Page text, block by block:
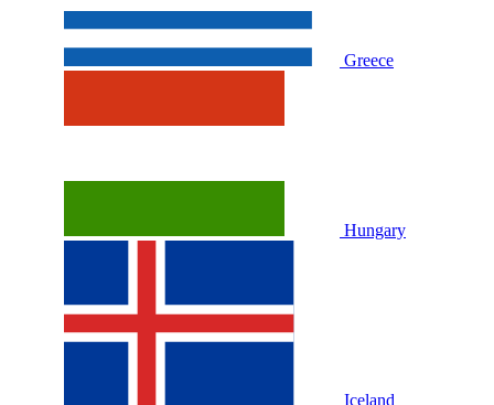
Greece
Hungary
Iceland